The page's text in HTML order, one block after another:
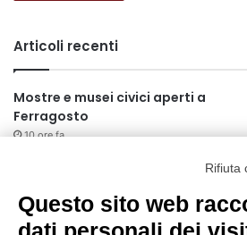
Articoli recenti
Mostre e musei civici aperti a
Ferragosto
10 ore fa
Nuovo bando per il car sharing: più
veicoli elettrici, servizio più
incentivi per le periferie
Rifiuta
Questo sito web